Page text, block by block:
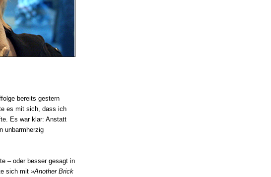
bereits gestern
es mit sich, dass ich
Es war klar: Anstatt
unbarmherzig
– oder besser gesagt in
sich mit »Another Brick